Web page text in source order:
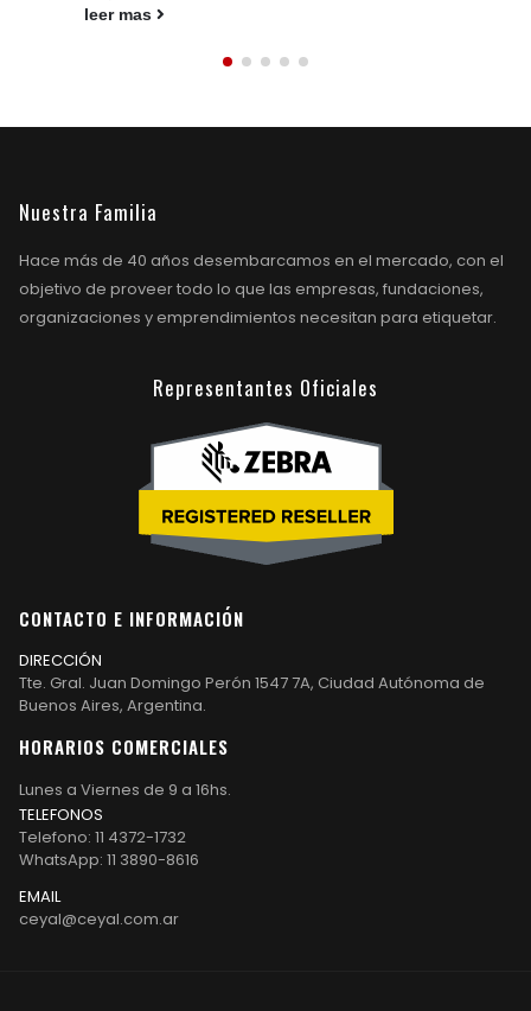
objetivo de proveer todo lo que las empresas, fundaciones,
organizaciones y emprendimientos necesitan para etiquetar.
DIRECCIÓN
Tte. Gral. Juan Domingo Perón 1547 7A, Ciudad Autónoma de
Buenos Aires, Argentina.
HORARIOS COMERCIALES
TELEFONOS
Telefono: 11 4372-1732
WhatsApp: 11 3890-8616
EMAIL
ceyal@ceyal.com.ar